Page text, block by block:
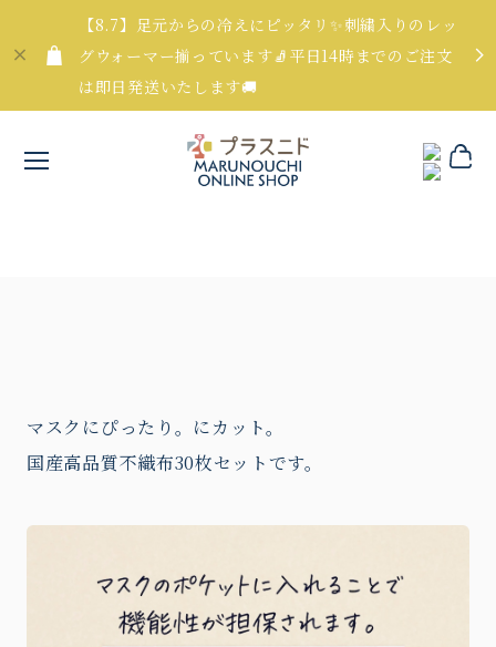
【8.7】足元からの冷えにピッタリ✨刺繍入りのレッ
グウォーマー揃っています🧦平日14時までのご注文
は即日発送いたします🚚
マスクにぴったり。にカット。
国産高品質不織布30枚セットです。